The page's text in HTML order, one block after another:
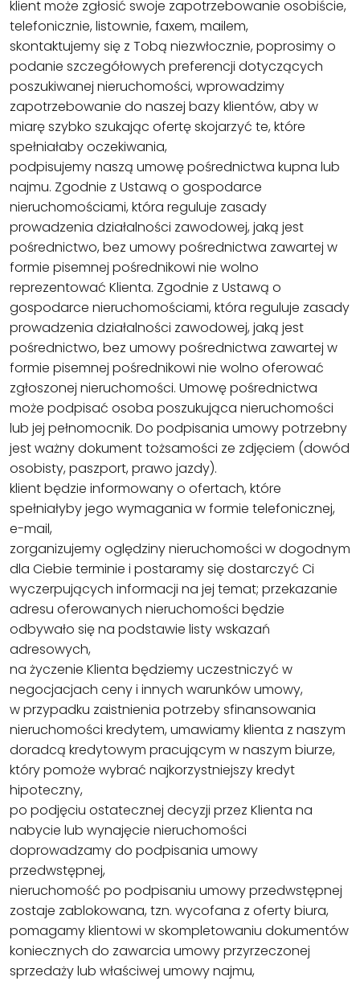
klient może zgłosić swoje zapotrzebowanie osobiście,
telefonicznie, listownie, faxem, mailem,
skontaktujemy się z Tobą niezwłocznie, poprosimy o
podanie szczegółowych preferencji dotyczących
poszukiwanej nieruchomości, wprowadzimy
zapotrzebowanie do naszej bazy klientów, aby w
miarę szybko szukając ofertę skojarzyć te, które
spełniałaby oczekiwania,
podpisujemy naszą umowę pośrednictwa kupna lub
najmu. Zgodnie z Ustawą o gospodarce
nieruchomościami, która reguluje zasady
prowadzenia działalności zawodowej, jaką jest
pośrednictwo, bez umowy pośrednictwa zawartej w
formie pisemnej pośrednikowi nie wolno
reprezentować Klienta. Zgodnie z Ustawą o
gospodarce nieruchomościami, która reguluje zasady
prowadzenia działalności zawodowej, jaką jest
pośrednictwo, bez umowy pośrednictwa zawartej w
formie pisemnej pośrednikowi nie wolno oferować
zgłoszonej nieruchomości. Umowę pośrednictwa
może podpisać osoba poszukująca nieruchomości
lub jej pełnomocnik. Do podpisania umowy potrzebny
jest ważny dokument tożsamości ze zdjęciem (dowód
osobisty, paszport, prawo jazdy).
klient będzie informowany o ofertach, które
spełniałyby jego wymagania w formie telefonicznej,
e-mail,
zorganizujemy oględziny nieruchomości w dogodnym
dla Ciebie terminie i postaramy się dostarczyć Ci
wyczerpujących informacji na jej temat; przekazanie
adresu oferowanych nieruchomości będzie
odbywało się na podstawie listy wskazań
adresowych,
na życzenie Klienta będziemy uczestniczyć w
negocjacjach ceny i innych warunków umowy,
w przypadku zaistnienia potrzeby sfinansowania
nieruchomości kredytem, umawiamy klienta z naszym
doradcą kredytowym pracującym w naszym biurze,
który pomoże wybrać najkorzystniejszy kredyt
hipoteczny,
po podjęciu ostatecznej decyzji przez Klienta na
nabycie lub wynajęcie nieruchomości
doprowadzamy do podpisania umowy
przedwstępnej,
nieruchomość po podpisaniu umowy przedwstępnej
zostaje zablokowana, tzn. wycofana z oferty biura,
pomagamy klientowi w skompletowaniu dokumentów
koniecznych do zawarcia umowy przyrzeczonej
sprzedaży lub właściwej umowy najmu,